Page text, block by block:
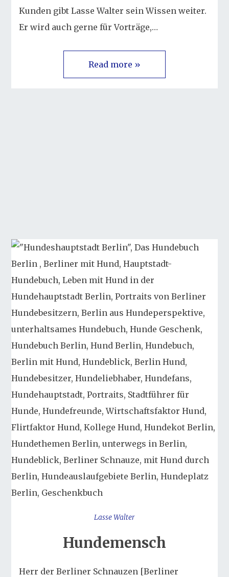
Kunden gibt Lasse Walter sein Wissen weiter.
Er wird auch gerne für Vorträge,…
Read more »
Lasse Walter
Hundemensch
Herr der Berliner Schnauzen [Berliner